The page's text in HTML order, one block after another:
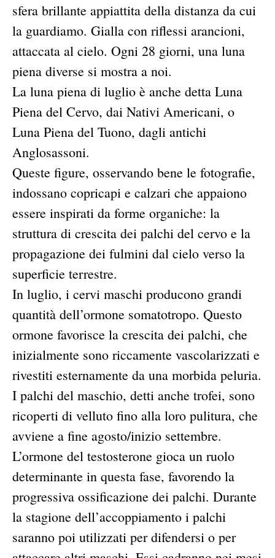
sfera brillante appiattita della distanza da cui
la guardiamo. Gialla con riflessi arancioni,
attaccata al cielo. Ogni 28 giorni, una luna
piena diverse si mostra a noi.
La luna piena di luglio è anche detta Luna
Piena del Cervo, dai Nativi Americani, o
Luna Piena del Tuono, dagli antichi
Anglosassoni.
Queste figure, osservando bene le fotografie,
indossano copricapi e calzari che appaiono
essere inspirati da forme organiche: la
struttura di crescita dei palchi del cervo e la
propagazione dei fulmini dal cielo verso la
superficie terrestre.
In luglio, i cervi maschi producono grandi
quantità dell’ormone somatotropo. Questo
ormone favorisce la crescita dei palchi, che
inizialmente sono riccamente vascolarizzati e
rivestiti esternamente da una morbida peluria.
I palchi del maschio, detti anche trofei, sono
ricoperti di velluto fino alla loro pulitura, che
avviene a fine agosto/inizio settembre.
L’ormone del testosterone gioca un ruolo
determinante in questa fase, favorendo la
progressiva ossificazione dei palchi. Durante
la stagione dell’accoppiamento i palchi
saranno poi utilizzati per difendersi o per